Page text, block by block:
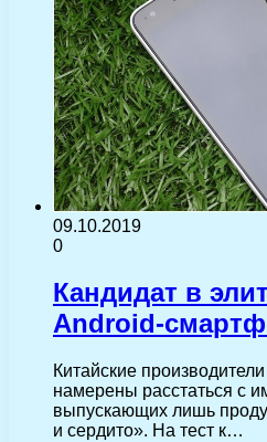
09.10.2019
0
Кандидат в
Android-
Китайские
намерены расстаться с
выпускающих лишь
и сердито». На тест к…